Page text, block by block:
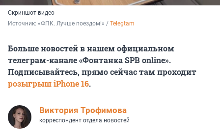
Скриншот видео
Источник: «ФПК. Лучше поездом!» / Telegtam
Больше новостей в нашем официальном
телеграм-канале «Фонтанка SPB online».
Подписывайтесь, прямо сейчас там проходит
розыгрыш iPhone 16.
Виктория Трофимова
корреспондент отдела новостей